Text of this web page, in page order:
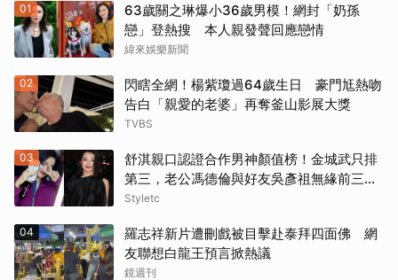
《變人》（1999）
《鋼鐵墳墓》（2013）
《震盪效應》(2015)
《網住愛情》（2004）
其他（歡迎貼文分享）
01
63歲關之琳爆小36歲男模！網封「奶孫
戀」登熱搜 本人親發聲回應戀情
緯來娛樂新聞
02
閃瞎全網！楊紫瓊過64歲生日 豪門尪熱吻
告白「親愛的老婆」再奪釜山影展大獎
TVBS
03
舒淇親口認證合作男神顏值榜！金城武只排
第三，老公馮德倫與好友吳彥祖無緣前三笑
翻網友
Styletc
04
羅志祥新片遭刪戲被目擊赴泰拜四面佛 網
友聯想白龍王預言掀熱議
鏡週刊